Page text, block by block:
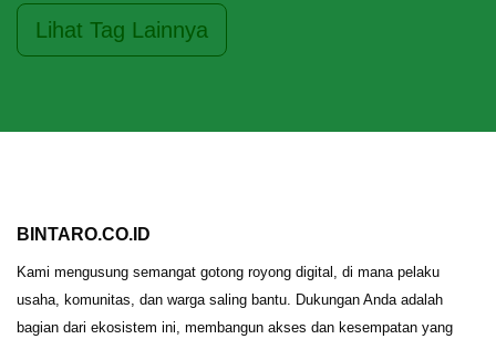
Lihat Tag Lainnya
BINTARO.CO.ID
Kami mengusung semangat gotong royong digital, di mana pelaku
usaha, komunitas, dan warga saling bantu. Dukungan Anda adalah
bagian dari ekosistem ini, membangun akses dan kesempatan yang